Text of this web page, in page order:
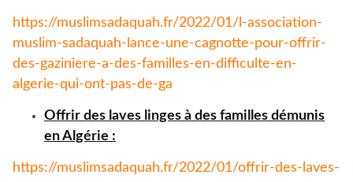
https://muslimsadaquah.fr/2022/01/l-association-
muslim-sadaquah-lance-une-cagnotte-pour-offrir-
des-gaziniere-a-des-familles-en-difficulte-en-
algerie-qui-ont-pas-de-ga
Offrir des laves linges à des familles démunis
en Algérie :
https://muslimsadaquah.fr/2022/01/offrir-des-laves-